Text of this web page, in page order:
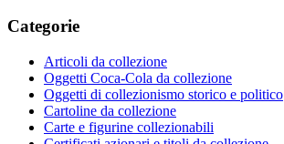
Categorie
Articoli da collezione
Oggetti Coca-Cola da collezione
Oggetti di collezionismo storico e politico
Cartoline da collezione
Carte e figurine collezionabili